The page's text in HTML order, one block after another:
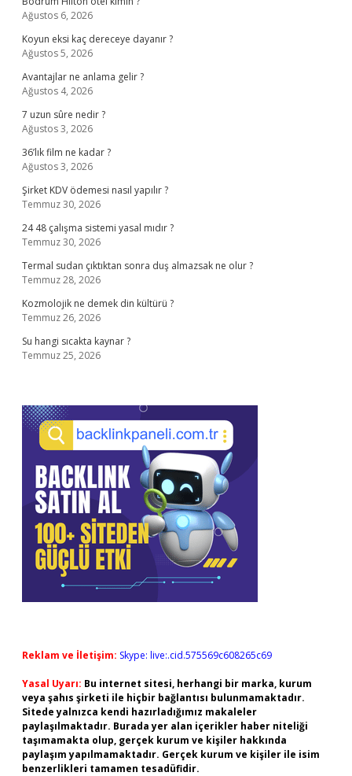
Ağustos 6, 2026
Koyun eksi kaç dereceye dayanır ?
Ağustos 5, 2026
Avantajlar ne anlama gelir ?
Ağustos 4, 2026
7 uzun sûre nedir ?
Ağustos 3, 2026
36’lık film ne kadar ?
Ağustos 3, 2026
Şirket KDV ödemesi nasıl yapılır ?
Temmuz 30, 2026
24 48 çalışma sistemi yasal mıdır ?
Temmuz 30, 2026
Termal sudan çıktıktan sonra duş almazsak ne olur ?
Temmuz 28, 2026
Kozmolojik ne demek din kültürü ?
Temmuz 26, 2026
Su hangi sıcakta kaynar ?
Temmuz 25, 2026
Reklam ve İletişim: Skype: live:.cid.575569c608265c69
Yasal Uyarı: Bu internet sitesi, herhangi bir marka, kurum
veya şahıs şirketi ile hiçbir bağlantısı bulunmamaktadır.
Sitede yalnızca kendi hazırladığımız makaleler
paylaşılmaktadır. Burada yer alan içerikler haber niteliği
taşımamakta olup, gerçek kurum ve kişiler hakkında
paylaşım yapılmamaktadır. Gerçek kurum ve kişiler ile isim
benzerlikleri tamamen tesadüfidir.